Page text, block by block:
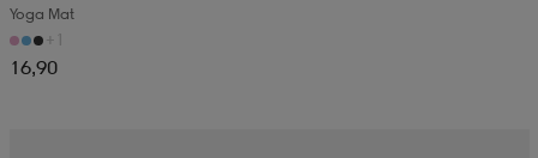
Yoga Mat
+1
16,90